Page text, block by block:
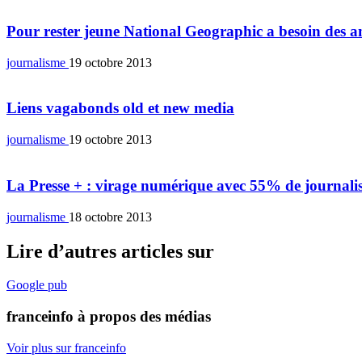
Pour rester jeune National Geographic a besoin des
journalisme 19 octobre 2013
Liens vagabonds old et new media
journalisme 19 octobre 2013
La Presse + : virage numérique avec 55% de
journalisme 18 octobre 2013
Lire d’autres articles sur
Google pub
franceinfo à propos des médias
Voir plus sur franceinfo